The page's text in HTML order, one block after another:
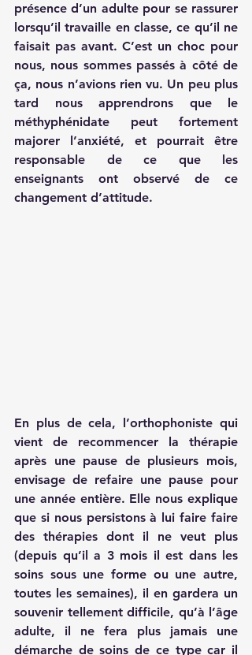
présence d’un adulte pour se rassurer
lorsqu’il travaille en classe, ce qu’il ne
faisait pas avant. C’est un choc pour
nous, nous sommes passés à côté de
ça, nous n’avions rien vu. Un peu plus
tard nous apprendrons que le
méthyphénidate peut fortement
majorer l’anxiété, et pourrait être
responsable de ce que les
enseignants ont observé de ce
changement d’attitude.
En plus de cela, l’orthophoniste qui
vient de recommencer la thérapie
après une pause de plusieurs mois,
envisage de refaire une pause pour
une année entière. Elle nous explique
que si nous persistons à lui faire faire
des thérapies dont il ne veut plus
(depuis qu’il a 3 mois il est dans les
soins sous une forme ou une autre,
toutes les semaines), il en gardera un
souvenir tellement difficile, qu’à l’âge
adulte, il ne fera plus jamais une
démarche de soins de ce type car il